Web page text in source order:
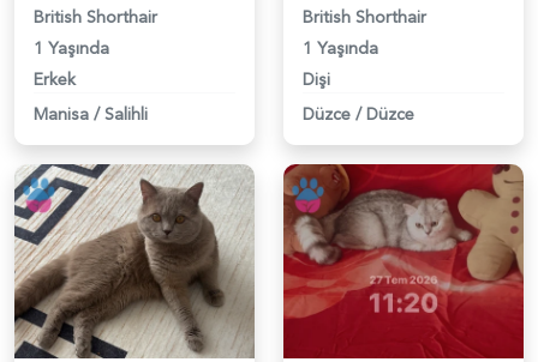
British Shorthair
1 Yaşında
Erkek
Manisa / Salihli
British Shorthair
1 Yaşında
Dişi
Düzce / Düzce